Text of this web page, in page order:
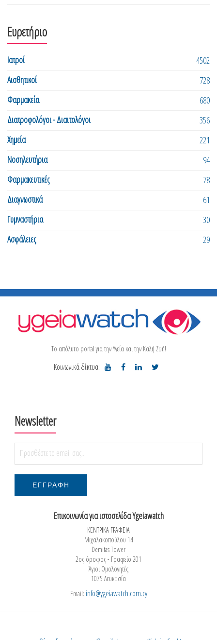
Ευρετήριο
Ιατροί
4502
Αισθητικοί
728
Φαρμακεία
680
Διατροφολόγοι - Διαιτολόγοι
356
Χημεία
221
Νοσηλευτήρια
94
Φαρμακευτικές
78
Διαγνωστικά
61
Γυμναστήρια
30
Ασφάλειες
29
Το απόλυτο portal για την Υγεία και την Καλή Ζωή!
Κοινωνικά δίκτυα:
Newsletter
Επικοινωνία για ιστοσελίδα Ygeiawatch
ΚΕΝΤΡΙΚΑ ΓΡΑΦΕΙΑ
Μιχαλακοπούλου 14
Demitas Tower
2ος όροφος - Γραφείο 201
Άγιοι Ομολογητές
1075 Λευκωσία
Email: info@ygeiawatch.com.cy